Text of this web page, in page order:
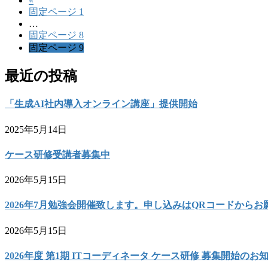
固定ページ 1
…
固定ページ 8
固定ページ 9
最近の投稿
「生成AI社内導入オンライン講座」提供開始
2025年5月14日
ケース研修受講者募集中
2026年5月15日
2026年7月勉強会開催致します。申し込みはQRコードからお
2026年5月15日
2026年度 第1期 ITコーディネータ ケース研修 募集開始のお